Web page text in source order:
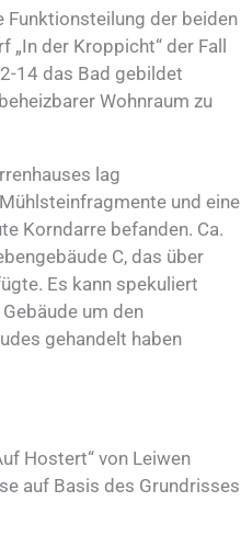
Funktionsteilung der beiden
der Kroppicht“ der Fall
14 das Bad gebildet
Wohnraum zu
lag
und eine
Korndarre befanden. Ca.
C, das über
Es kann spekuliert
um den
gehandelt haben
Hostert“ von Leiwen
auf Basis des Grundrisses